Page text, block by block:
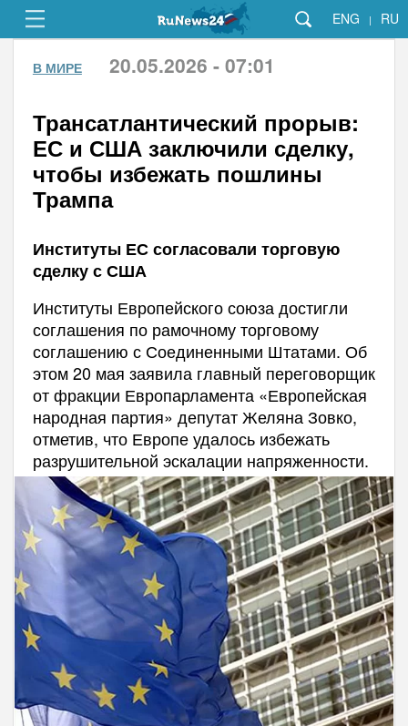
ENG | RU
В МИРЕ 20.05.2026 - 07:01
Трансатлантический прорыв:
ЕС и США заключили сделку,
чтобы избежать пошлины
Трампа
Институты ЕС согласовали торговую
сделку с США
Институты Европейского союза достигли
соглашения по рамочному торговому
соглашению с Соединенными Штатами. Об
этом 20 мая заявила главный переговорщик
от фракции Европарламента «Европейская
народная партия» депутат Желяна Зовко,
отметив, что Европе удалось избежать
разрушительной эскалации напряженности.